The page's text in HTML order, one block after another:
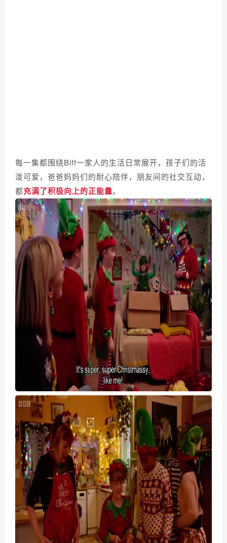
每一集都围绕Biff一家人的生活日常展开，孩子们的活
泼可爱，爸爸妈妈们的耐心陪伴，朋友间的社交互动，
都充满了积极向上的正能量。